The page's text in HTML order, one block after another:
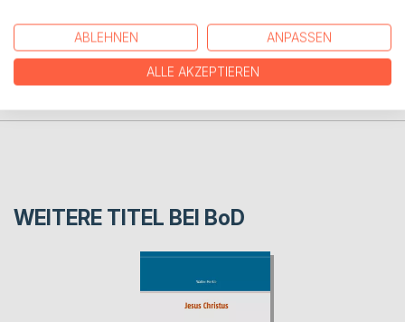
PRESSESTIMMEN
WEITERE TITEL BEI BoD
ABLEHNEN ANPASSEN
ALLE AKZEPTIEREN